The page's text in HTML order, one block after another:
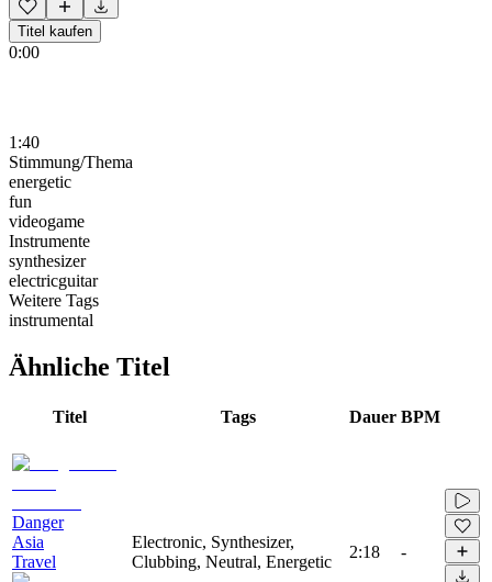
Titel kaufen
0:00
1:40
Stimmung/Thema
energetic
fun
videogame
Instrumente
synthesizer
electricguitar
Weitere Tags
instrumental
Ähnliche Titel
Titel Tags Dauer BPM
Danger
Asia
Travel
Electronic, Synthesizer,
Clubbing, Neutral, Energetic
2:18 -